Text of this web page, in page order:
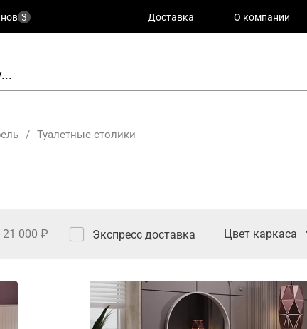
3 Доставка О компании
/ Туалетные столики
21 000 Экспресс доставка Цвет каркаса